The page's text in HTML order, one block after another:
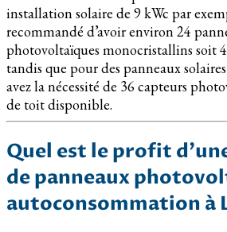
installation solaire de 9 kWc par
recommandé d’avoir environ 24
photovoltaïques monocristallins soit
tandis que pour des panneaux
avez la nécessité de 36 capteurs
de toit disponible.
Quel est le profit
de panneaux
autoconsommation à